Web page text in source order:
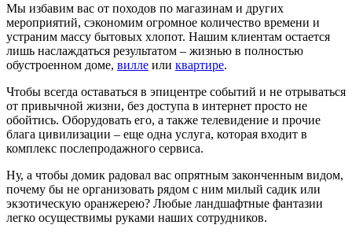
Мы избавим вас от походов по магазинам и других
мероприятий, сэкономим огромное количество времени и
устраним массу бытовых хлопот. Нашим клиентам остается
лишь наслаждаться результатом – жизнью в полностью
обустроенном доме, вилле или квартире.
Чтобы всегда оставаться в эпицентре событий и не отрываться
от привычной жизни, без доступа в интернет просто не
обойтись. Оборудовать его, а также телевидение и прочие
блага цивилизации – еще одна услуга, которая входит в
комплекс послепродажного сервиса.
Ну, а чтобы домик радовал вас опрятным законченным видом,
почему бы не организовать рядом с ним милый садик или
экзотическую оранжерею? Любые ландшафтные фантазии
легко осуществимы руками наших сотрудников.